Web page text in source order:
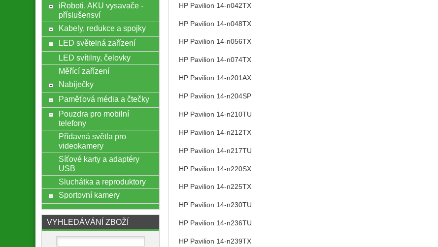
HP Pavilion 14-n042TX
HP Pavilion 14-n048TX
HP Pavilion 14-n056TX
HP Pavilion 14-n074TX
HP Pavilion 14-n201AX
HP Pavilion 14-n204SP
HP Pavilion 14-n210TU
HP Pavilion 14-n212TX
HP Pavilion 14-n217TU
HP Pavilion 14-n220SX
HP Pavilion 14-n225TX
HP Pavilion 14-n230TU
HP Pavilion 14-n236TU
HP Pavilion 14-n239TX
iRoboti, AKU vysavače -
příslušensví
Kabely, redukce a spojky
LED světelná zařízení
LED svítilny, čelovky
Měřící zařízení
Nabíječky
Paměťová média a čtečky
Pouzdra pro mobilní
telefony
Přídavná světla pro
videokamery
Síťové karty a adaptéry
USB
Sluchátka a reproduktory
Sportovní kamery
VYHLEDÁVÁNÍ ZBOŽÍ